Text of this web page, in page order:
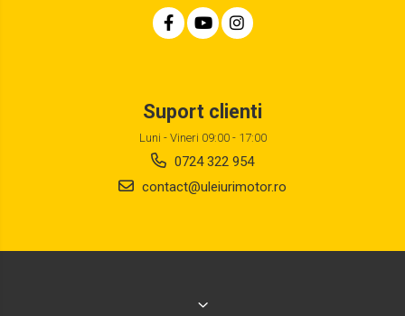
Suport clienti
Luni - Vineri 09:00 - 17:00
0724 322 954
contact@uleiurimotor.ro